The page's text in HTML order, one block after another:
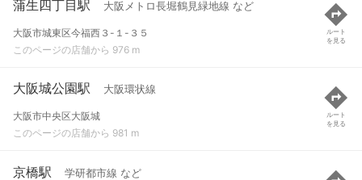
蒲生四丁目駅 大阪メトロ長堀鶴見緑地線 など
大阪市城東区今福西３-１-３５
このページの店舗から 976 m
ルート
を見る
大阪城公園駅 大阪環状線
大阪市中央区大阪城
このページの店舗から 981 m
ルート
を見る
京橋駅 学研都市線 など